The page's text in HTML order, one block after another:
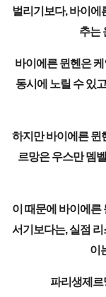
벌리기보다, 바이에
추는
바이에른 뮌헨은
동시에 노릴 수 있
하지만 바이에른 뮌
르망은 우스만 뎀
이 때문에 바이에른
서기보다는, 실점
이
파리생제르